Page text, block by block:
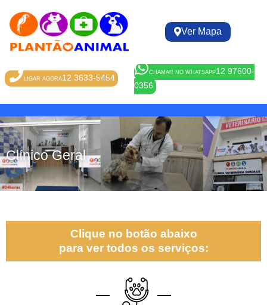
Ver Mapa
LIGAR AGORA12 3633-5454
CHAMAR NO WHATSAPP12 97600-
0356
Clínico Geral
Clique no botão abaixo
para ver todos os serviços: